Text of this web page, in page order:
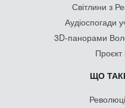
Світлини з
Аудіоспогади
3D-панорами
ЩО